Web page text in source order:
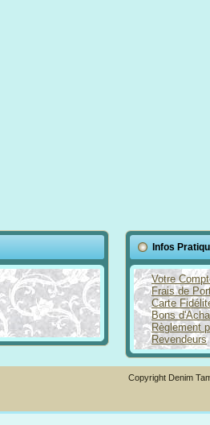
Infos
Votre
Frais de
Carte
Bons
Règlement
Revendeurs
Copyright Denim